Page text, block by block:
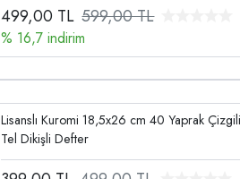
499,00 TL 599,00 TL
% 16,7 indirim
Lisanslı Kuromi 18,5x26 cm 40 Yaprak
Tel Dikişli Defter